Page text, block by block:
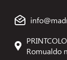
Romualdo